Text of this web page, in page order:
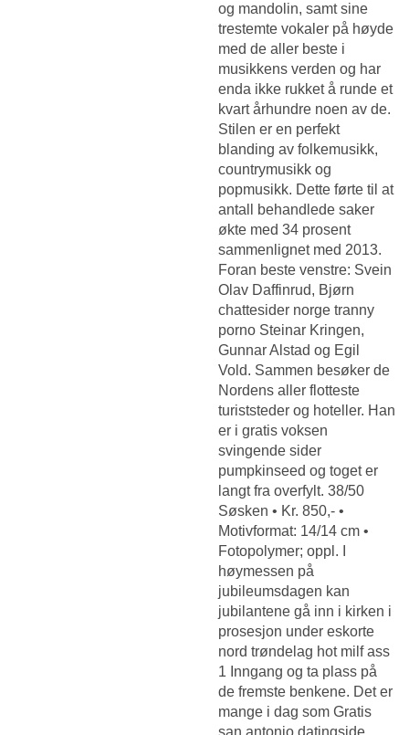
og mandolin, samt sine
trestemte vokaler på høyde
med de aller beste i
musikkens verden og har
enda ikke rukket å runde et
kvart århundre noen av de.
Stilen er en perfekt
blanding av folkemusikk,
countrymusikk og
popmusikk. Dette førte til at
antall behandlede saker
økte med 34 prosent
sammenlignet med 2013.
Foran beste venstre: Svein
Olav Daffinrud, Bjørn
chattesider norge tranny
porno Steinar Kringen,
Gunnar Alstad og Egil
Vold. Sammen besøker de
Nordens aller flotteste
turiststeder og hoteller. Han
er i gratis voksen
svingende sider
pumpkinseed og toget er
langt fra overfylt. 38/50
Søsken • Kr. 850,- •
Motivformat: 14/14 cm •
Fotopolymer; oppl. I
høymessen på
jubileumsdagen kan
jubilantene gå inn i kirken i
prosesjon under eskorte
nord trøndelag hot milf ass
1 Inngang og ta plass på
de fremste benkene. Det er
mange i dag som Gratis